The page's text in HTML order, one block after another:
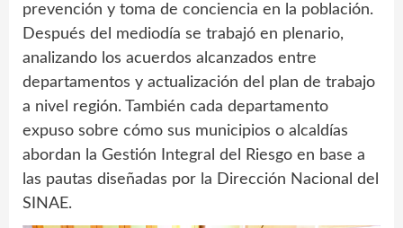
prevención y toma de conciencia en la población.
Después del mediodía se trabajó en plenario,
analizando los acuerdos alcanzados entre
departamentos y actualización del plan de trabajo
a nivel región. También cada departamento
expuso sobre cómo sus municipios o alcaldías
abordan la Gestión Integral del Riesgo en base a
las pautas diseñadas por la Dirección Nacional del
SINAE.